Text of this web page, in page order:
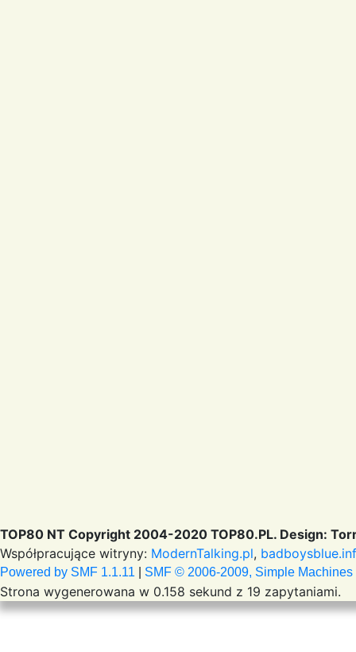
TOP80 NT Copyright 2004-2020 TOP80.PL. Design:
Współpracujące witryny: ModernTalking.pl,
Powered by SMF 1.1.11 SMF © 2006-2009, Simple Machines
Strona wygenerowana w 0.158 sekund z 19 zapytaniami.